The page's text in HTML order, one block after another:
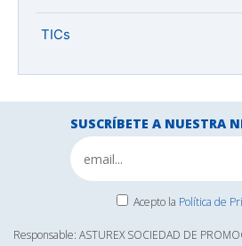
TICs
SUSCRÍBETE A NUESTRA
Acepto la Política de
Responsable: ASTUREX SOCIEDAD DE